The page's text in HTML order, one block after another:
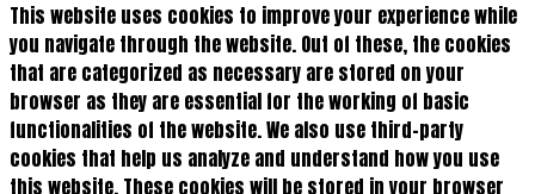
This website uses cookies to improve your experience while
you navigate through the website. Out of these, the cookies
that are categorized as necessary are stored on your
browser as they are essential for the working of basic
functionalities of the website. We also use third-party
cookies that help us analyze and understand how you use
this website. These cookies will be stored in your browser